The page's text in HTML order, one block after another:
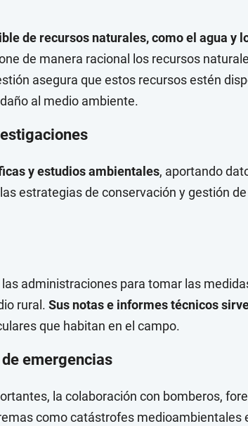
de recursos naturales, como el agua y
de manera racional los recursos
asegura que estos recursos estén
al medio ambiente.
y estudios ambientales, aportando
estrategias de conservación y gestión
administraciones para tomar las
rural. Sus notas e informes técnicos
que habitan en el campo.
emergencias
la colaboración con bomberos,
como catástrofes medioambientales